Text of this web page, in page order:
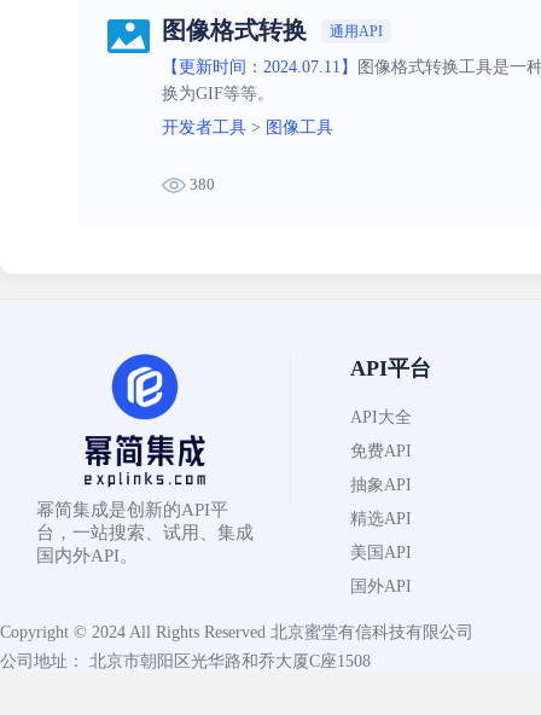
图像格式转换 通用API
【更新时间：2024.07.11】
图像格式转换工具是一
换为GIF等等。
开发者工具 > 图像工具
380
幂简集成是创新的API平
台，一站搜索、试用、集成
国内外API。
API平台
API大全
免费API
抽象API
精选API
美国API
国外API
Copyright © 2024 All Rights Reserved 北京蜜堂有信科技有限公司
公司地址： 北京市朝阳区光华路和乔大厦C座1508